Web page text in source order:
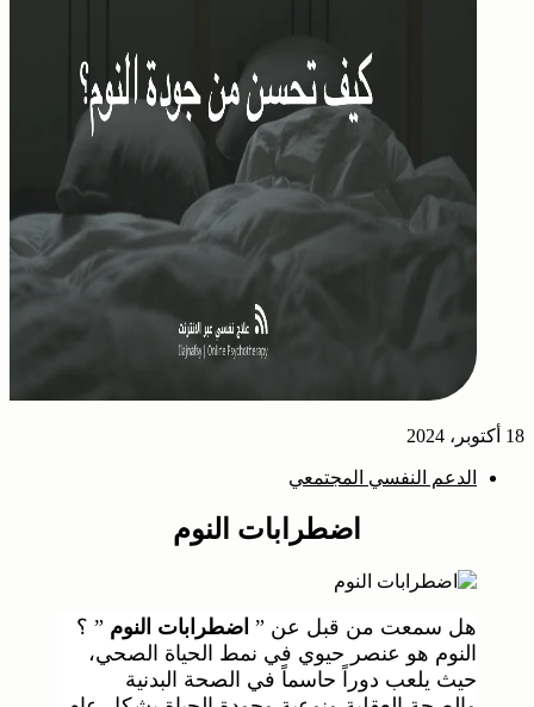
18 أكتوبر، 2024
الدعم النفسي المجتمعي
اضطرابات النوم
هل سمعت من قبل عن ” اضطرابات النوم ” ؟
النوم هو عنصر حيوي في نمط الحياة الصحي،
حيث يلعب دوراً حاسماً في الصحة البدنية